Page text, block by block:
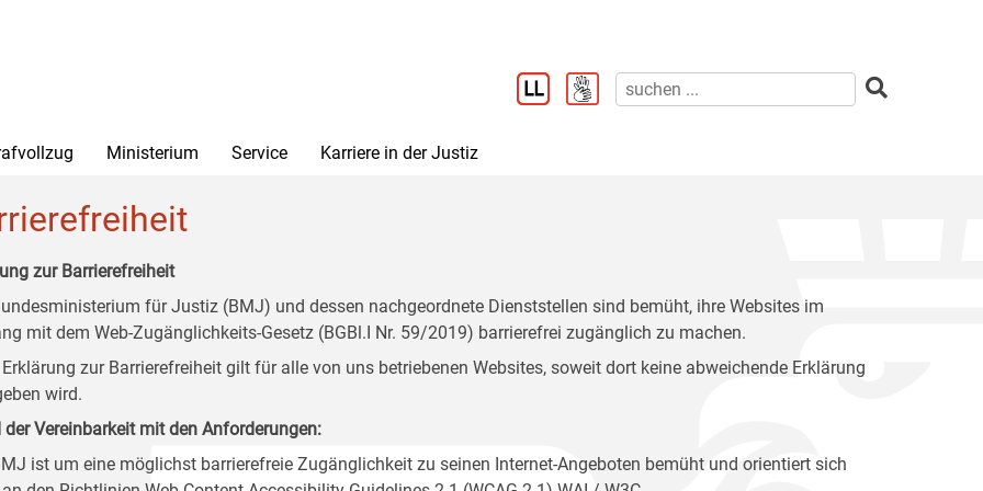
Ministerium Service Karriere in der Justiz
zur Barrierefreiheit
für Justiz (BMJ) und dessen nachgeordnete Dienststellen sind bemüht, ihre Websites im
mit dem Web-Zugänglichkeits-Gesetz (BGBl.I Nr. 59/2019) barrierefrei zugänglich zu machen.
Erklärung zur Barrierefreiheit gilt für alle von uns betriebenen Websites, soweit dort keine abweichende Erklärung
wird.
der Vereinbarkeit mit den Anforderungen:
ist um eine möglichst barrierefreie Zugänglichkeit zu seinen Internet-Angeboten bemüht und orientiert sich